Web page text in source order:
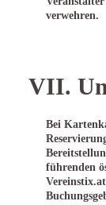
verwehren.
VII.
Bei
führenden